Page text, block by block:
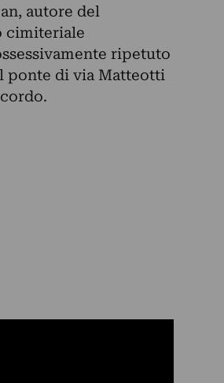
autore del
cimiteriale
ripetuto
ponte di via Matteotti